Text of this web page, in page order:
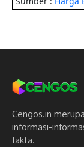
Cengos.in
informasi-
fakta.